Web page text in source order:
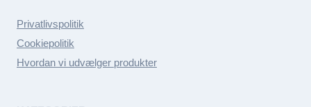
Privatlivspolitik
Cookiepolitik
Hvordan vi udvælger produkter